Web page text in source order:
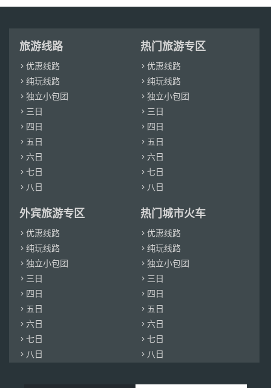
旅游线路
 优惠线路
 纯玩线路
 独立小包团
 三日
 四日
 五日
 六日
 七日
 八日
热门旅游专区
优惠线路
纯玩线路
独立小包团
 三日
 四日
 五日
六日
七日
 八日
外宾旅游专区
 优惠线路
 纯玩线路
 独立小包团
 三日
 四日
 五日
 六日
 七日
 八日
热门城市火车
优惠线路
纯玩线路
独立小包团
 三日
 四日
 五日
六日
七日
 八日